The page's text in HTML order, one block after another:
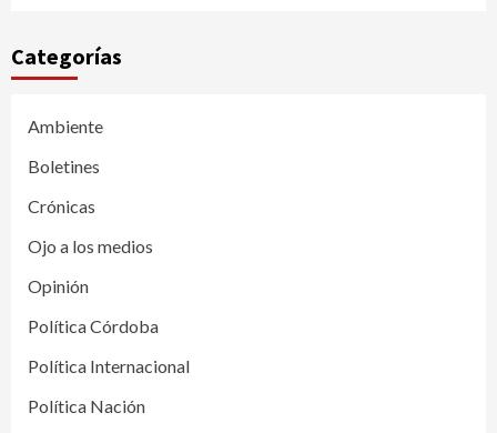
Categorías
Ambiente
Boletines
Crónicas
Ojo a los medios
Opinión
Política Córdoba
Política Internacional
Política Nación